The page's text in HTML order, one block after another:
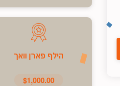
הילף פארן וואך
$1,000.00